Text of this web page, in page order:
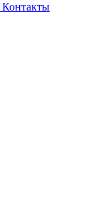
Контакты